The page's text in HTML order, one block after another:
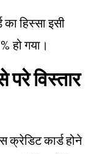
हिस्सा इसी
हो गया।
परे विस्तार
क्रेडिट कार्ड होने